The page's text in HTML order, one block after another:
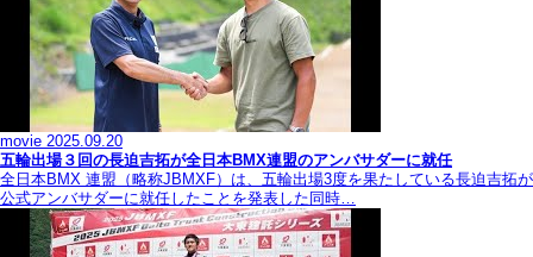
movie 2025.09.20
五輪出場３回の長迫吉拓が全日本BMX連盟のアンバサダーに就任
全日本BMX 連盟（略称JBMXF）は、五輪出場3度を果たしている長迫吉拓が
公式アンバサダーに就任したことを発表した同時…